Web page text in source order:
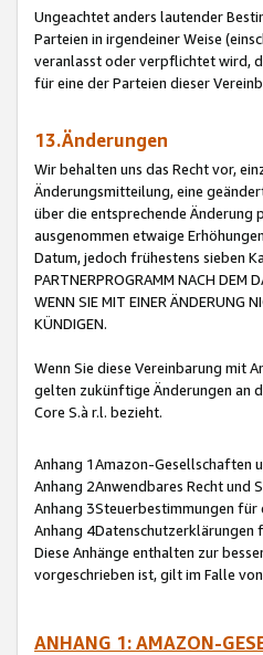
Ungeachtet anders lautender
Parteien in irgendeiner Weise
veranlasst oder verpflichtet wird,
für eine der Parteien dieser
13.Änderungen
Wir behalten uns das Recht vor,
Änderungsmitteilung, eine
über die entsprechende Änderung
ausgenommen etwaige
Datum, jedoch frühestens sieben
PARTNERPROGRAMM NACH DEM
WENN SIE MIT EINER ÄNDERUNG
KÜNDIGEN.
Wenn Sie diese Vereinbarung mit
gelten zukünftige Änderungen an
Core S.à r.l. bezieht.
Anhang 1Amazon-Gesellschaften
Anhang 2Anwendbares Recht
Anhang 3Steuerbestimmungen
Anhang
Diese Anhänge enthalten zur
vorgeschrieben ist, gilt im Falle
ANHANG 1: AMAZON-